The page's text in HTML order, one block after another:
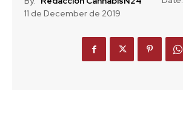
11 de December de 2019